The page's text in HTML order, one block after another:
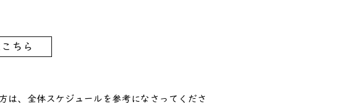
ちら
は、全体スケジュールを参考になさってくださ